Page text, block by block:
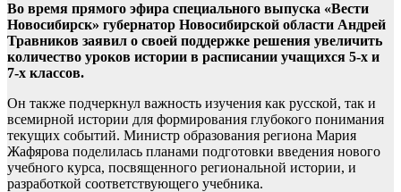
Во время прямого эфира специального выпуска «Вести
Новосибирск» губернатор Новосибирской области Андрей
Травников заявил о своей поддержке решения увеличить
количество уроков истории в расписании учащихся 5-х и
7-х классов.
Он также подчеркнул важность изучения как русской, так и
всемирной истории для формирования глубокого понимания
текущих событий. Министр образования региона Мария
Жафярова поделилась планами подготовки введения нового
учебного курса, посвященного региональной истории, и
разработкой соответствующего учебника.